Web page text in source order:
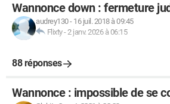
Wannonce down : fermeture
audrey130- 16 juil. 2018 à 09:45
Flixty-2 janv. 2026 à 06:15
88 réponses
Wannonce : impossible de se